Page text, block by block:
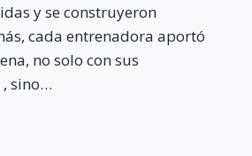
y se construyeron
cada entrenadora aportó
no solo con sus
, sino…